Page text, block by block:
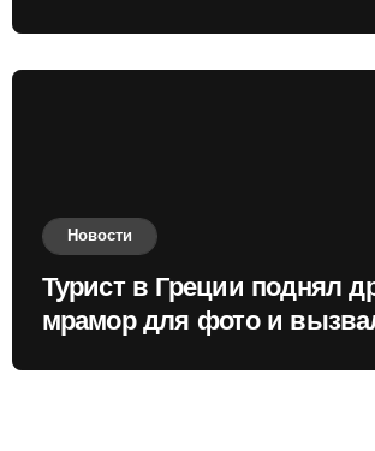
Новости
Турист в Греции поднял
мрамор для фото и